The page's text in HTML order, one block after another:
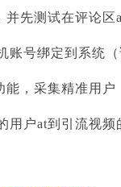
先测试在评论区
号绑定到系统
，采集精准用户
户at到引流视频